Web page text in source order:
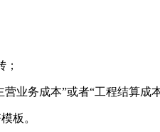
务成本”或者“工程结算成
板。